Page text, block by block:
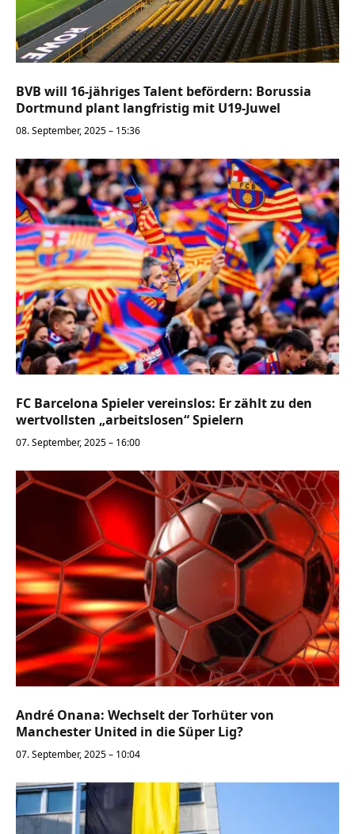
BVB will 16-jähriges Talent befördern: Borussia
Dortmund plant langfristig mit U19-Juwel
08. September, 2025 – 15:36
FC Barcelona Spieler vereinslos: Er zählt zu den
wertvollsten „arbeitslosen“ Spielern
07. September, 2025 – 16:00
André Onana: Wechselt der Torhüter von
Manchester United in die Süper Lig?
07. September, 2025 – 10:04